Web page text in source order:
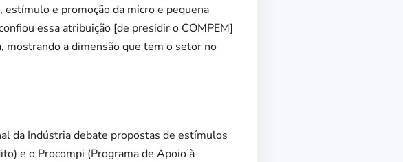
estímulo e promoção da micro e pequena
essa atribuição [de presidir o COMPEM]
mostrando a dimensão que tem o setor no
da Indústria debate propostas de estímulos
e o Procompi (Programa de Apoio à